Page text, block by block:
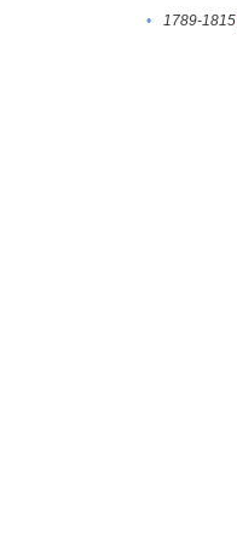
•
1789-1815